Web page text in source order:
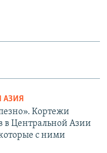
АЗИЯ
Кортежи
в Центральной Азии
с ними